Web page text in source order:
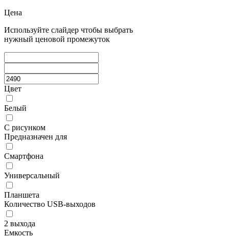
Цена
Используйте слайдер чтобы выбрать
нужный ценовой промежуток
Цвет
Белый
С рисунком
Предназначен для
Смартфона
Универсальный
Планшета
Количество USB-выходов
2 выхода
Емкость